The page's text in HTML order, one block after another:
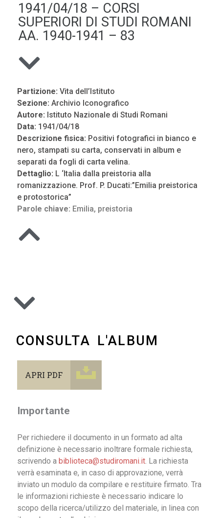
1941/04/18 – CORSI
SUPERIORI DI STUDI ROMANI
AA. 1940-1941 – 83
Partizione: Vita dell’Istituto
Sezione: Archivio Iconografico
Autore: Istituto Nazionale di Studi Romani
Data: 1941/04/18
Descrizione fisica: Positivi fotografici in bianco e
nero, stampati su carta, conservati in album e
separati da fogli di carta velina.
Dettaglio: L ‘Italia dalla preistoria alla
romanizzazione. Prof. P. Ducati:”Emilia preistorica
e protostorica”
Parole chiave: Emilia, preistoria
CONSULTA L'ALBUM
APRI PDF
Importante
Per richiedere il documento in un formato ad alta
definizione è necessario inoltrare formale richiesta,
scrivendo a biblioteca@studiromani.it. La richiesta
verrà esaminata e, in caso di approvazione, verrà
inviato un modulo da compilare e restituire firmato. Tra
le informazioni richieste è necessario indicare lo
scopo della ricerca/utilizzo del materiale, in linea con